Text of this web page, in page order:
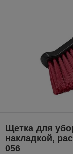
Щетка для
накладкой,
056